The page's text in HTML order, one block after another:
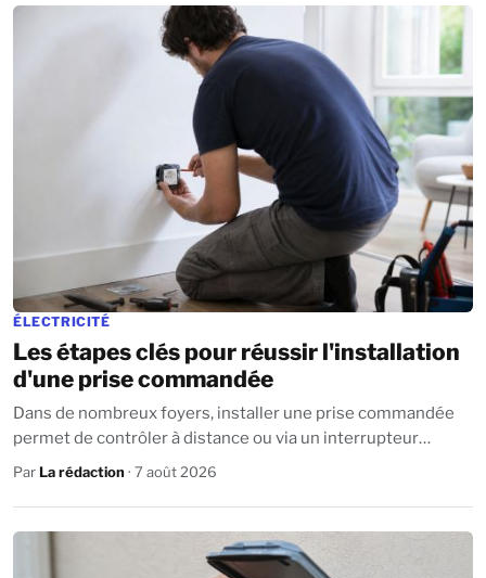
ÉLECTRICITÉ
Les étapes clés pour réussir l'installation
d'une prise commandée
Dans de nombreux foyers, installer une prise commandée
permet de contrôler à distance ou via un interrupteur
séparé certains appareils électriques,...
Par La rédaction · 7 août 2026